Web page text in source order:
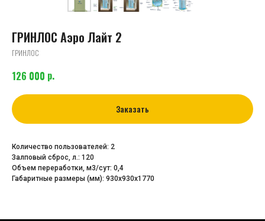
ГРИНЛОС Аэро Лайт 2
ГРИНЛОС
126 000 р.
Заказать
Количество пользователей: 2
Залповый сброс, л.: 120
Объем переработки, м3/сут: 0,4
Габаритные размеры (мм): 930х930х1770